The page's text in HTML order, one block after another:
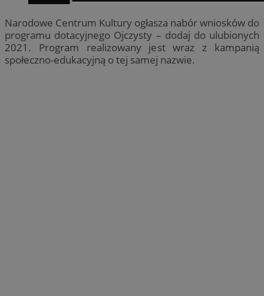
Narodowe Centrum Kultury ogłasza nabór wniosków do
programu dotacyjnego Ojczysty – dodaj do ulubionych
2021. Program realizowany jest wraz z kampanią
społeczno-edukacyjną o tej samej nazwie.